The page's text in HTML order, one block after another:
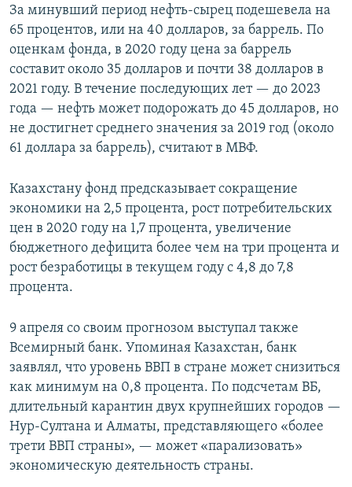
За минувший период нефть-сырец подешевела на
65 процентов, или на 40 долларов, за баррель. По
оценкам фонда, в 2020 году цена за баррель
составит около 35 долларов и почти 38 долларов в
2021 году. В течение последующих лет — до 2023
года — нефть может подорожать до 45 долларов, но
не достигнет среднего значения за 2019 год (около
61 доллара за баррель), считают в МВФ.
Казахстану фонд предсказывает сокращение
экономики на 2,5 процента, рост потребительских
цен в 2020 году на 1,7 процента, увеличение
бюджетного дефицита более чем на три процента и
рост безработицы в текущем году с 4,8 до 7,8
процента.
9 апреля со своим прогнозом выступал также
Всемирный банк. Упоминая Казахстан, банк
заявлял, что уровень ВВП в стране может снизиться
как минимум на 0,8 процента. По подсчетам ВБ,
длительный карантин двух крупнейших городов —
Нур-Султана и Алматы, представляющего «более
трети ВВП страны», — может «парализовать»
экономическую деятельность страны.